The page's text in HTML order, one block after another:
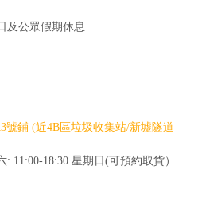
及公眾假期休息
號鋪 (近4B區垃圾收集站/新墟隧道
11:00-18:30 星期日(可預約取貨）